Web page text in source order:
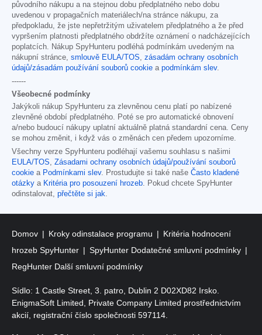
původního nákupu a na stejnou dobu předplatného nebo dobu
uvedenou v propagačních materiálech/na stránce nákupu, za
předpokladu, že jste nepřetržitým uživatelem předplatného a že před
vypršením platnosti předplatného obdržíte oznámení o nadcházejících
poplatcích. Nákup SpyHunteru podléhá podmínkám uvedeným na
nákupní stránce, smlouvě EULA/TOS, zásadám ochrany osobních
údajů/zásadám používání souborů cookie a podmínkám slev.
------
Všeobecné podmínky
Jakýkoli nákup SpyHunteru za zlevněnou cenu platí po nabízené
zlevněné období předplatného. Poté se pro automatické obnovení
a/nebo budoucí nákupy uplatní aktuálně platná standardní cena. Ceny
se mohou změnit, i když vás o změnách cen předem upozorníme.
Všechny verze SpyHunteru podléhají vašemu souhlasu s našimi
EULA/TOS, Zásadami ochrany osobních údajů/používání souborů
cookie a Podmínkami slev. Prostudujte si také naše Často kladené
otázky a Kritéria pro posouzení hrozeb. Pokud chcete SpyHunter
odinstalovat, přečtěte si jak.
Domov Kroky odinstalace programu
Kritéria hodnocení
hrozeb SpyHunter
SpyHunter Dodatečné smluvní podmínky
RegHunter Další smluvní podmínky
Sídlo: 1 Castle Street, 3. patro, Dublin 2 D02XD82 Irsko.
EnigmaSoft Limited, Private Company Limited prostřednictvím
akcií, registrační číslo společnosti 597114.